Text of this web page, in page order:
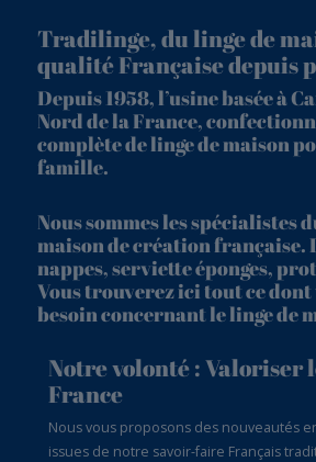
Tradilinge, du linge de
qualité Française depuis
Depuis 1958, l’usine basée à
Nord de la France,
complète de linge de maison
famille.
Nous sommes les spécialistes
maison de création française.
nappes, serviette éponges,
Vous trouverez ici tout ce dont
besoin concernant le linge de
Notre volonté : Valoriser
France
Nous vous proposons des nouveautés
issues de notre savoir-faire Français